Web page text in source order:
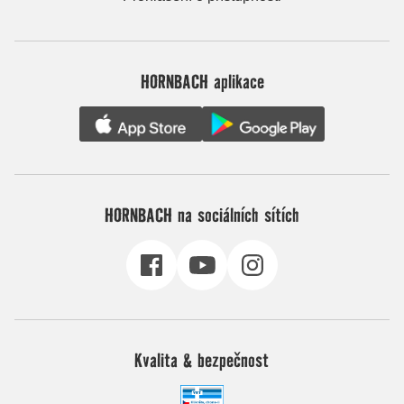
HORNBACH aplikace
HORNBACH na sociálních sítích
Kvalita & bezpečnost